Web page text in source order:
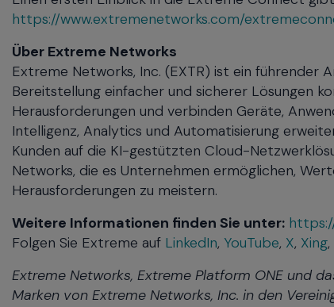
https://www.extremenetworks.com/
Über Extreme Networks
Extreme Networks, Inc. (EXTR) ist ein
Bereitstellung einfacher und sicherer Lösungen
Herausforderungen und verbinden Geräte,
Intelligenz, Analytics und Automatisierung
Kunden auf die KI-gestützten Cloud-
Networks, die es Unternehmen ermöglichen,
Herausforderungen zu meistern.
Weitere Informationen finden Sie unter:
Folgen Sie Extreme auf LinkedIn, YouTube, X, Xing,
Extreme Networks, Extreme Platform ONE und
Marken von Extreme Networks, Inc. in den